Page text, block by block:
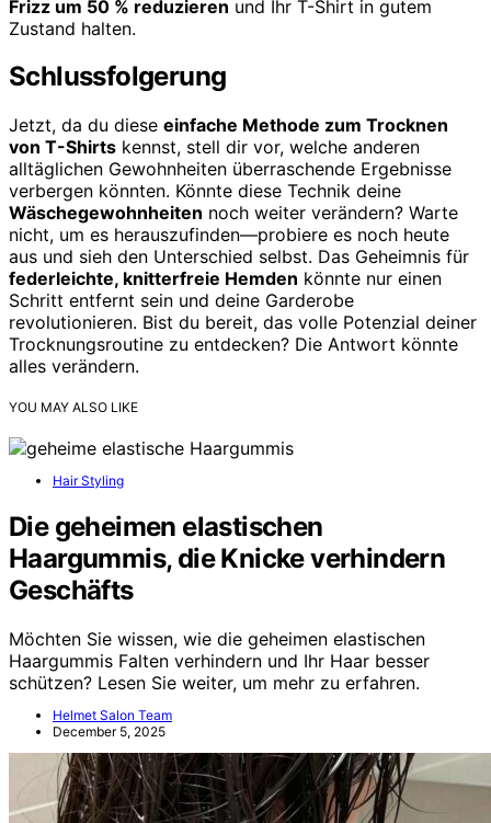
Frizz um 50 % reduzieren und Ihr T-Shirt in gutem
Zustand halten.
Schlussfolgerung
Jetzt, da du diese einfache Methode zum Trocknen
von T-Shirts kennst, stell dir vor, welche anderen
alltäglichen Gewohnheiten überraschende Ergebnisse
verbergen könnten. Könnte diese Technik deine
Wäschegewohnheiten noch weiter verändern? Warte
nicht, um es herauszufinden—probiere es noch heute
aus und sieh den Unterschied selbst. Das Geheimnis für
federleichte, knitterfreie Hemden könnte nur einen
Schritt entfernt sein und deine Garderobe
revolutionieren. Bist du bereit, das volle Potenzial deiner
Trocknungsroutine zu entdecken? Die Antwort könnte
alles verändern.
YOU MAY ALSO LIKE
Hair Styling
Die geheimen elastischen
Haargummis, die Knicke verhindern
Geschäfts
Möchten Sie wissen, wie die geheimen elastischen
Haargummis Falten verhindern und Ihr Haar besser
schützen? Lesen Sie weiter, um mehr zu erfahren.
Helmet Salon Team
December 5, 2025